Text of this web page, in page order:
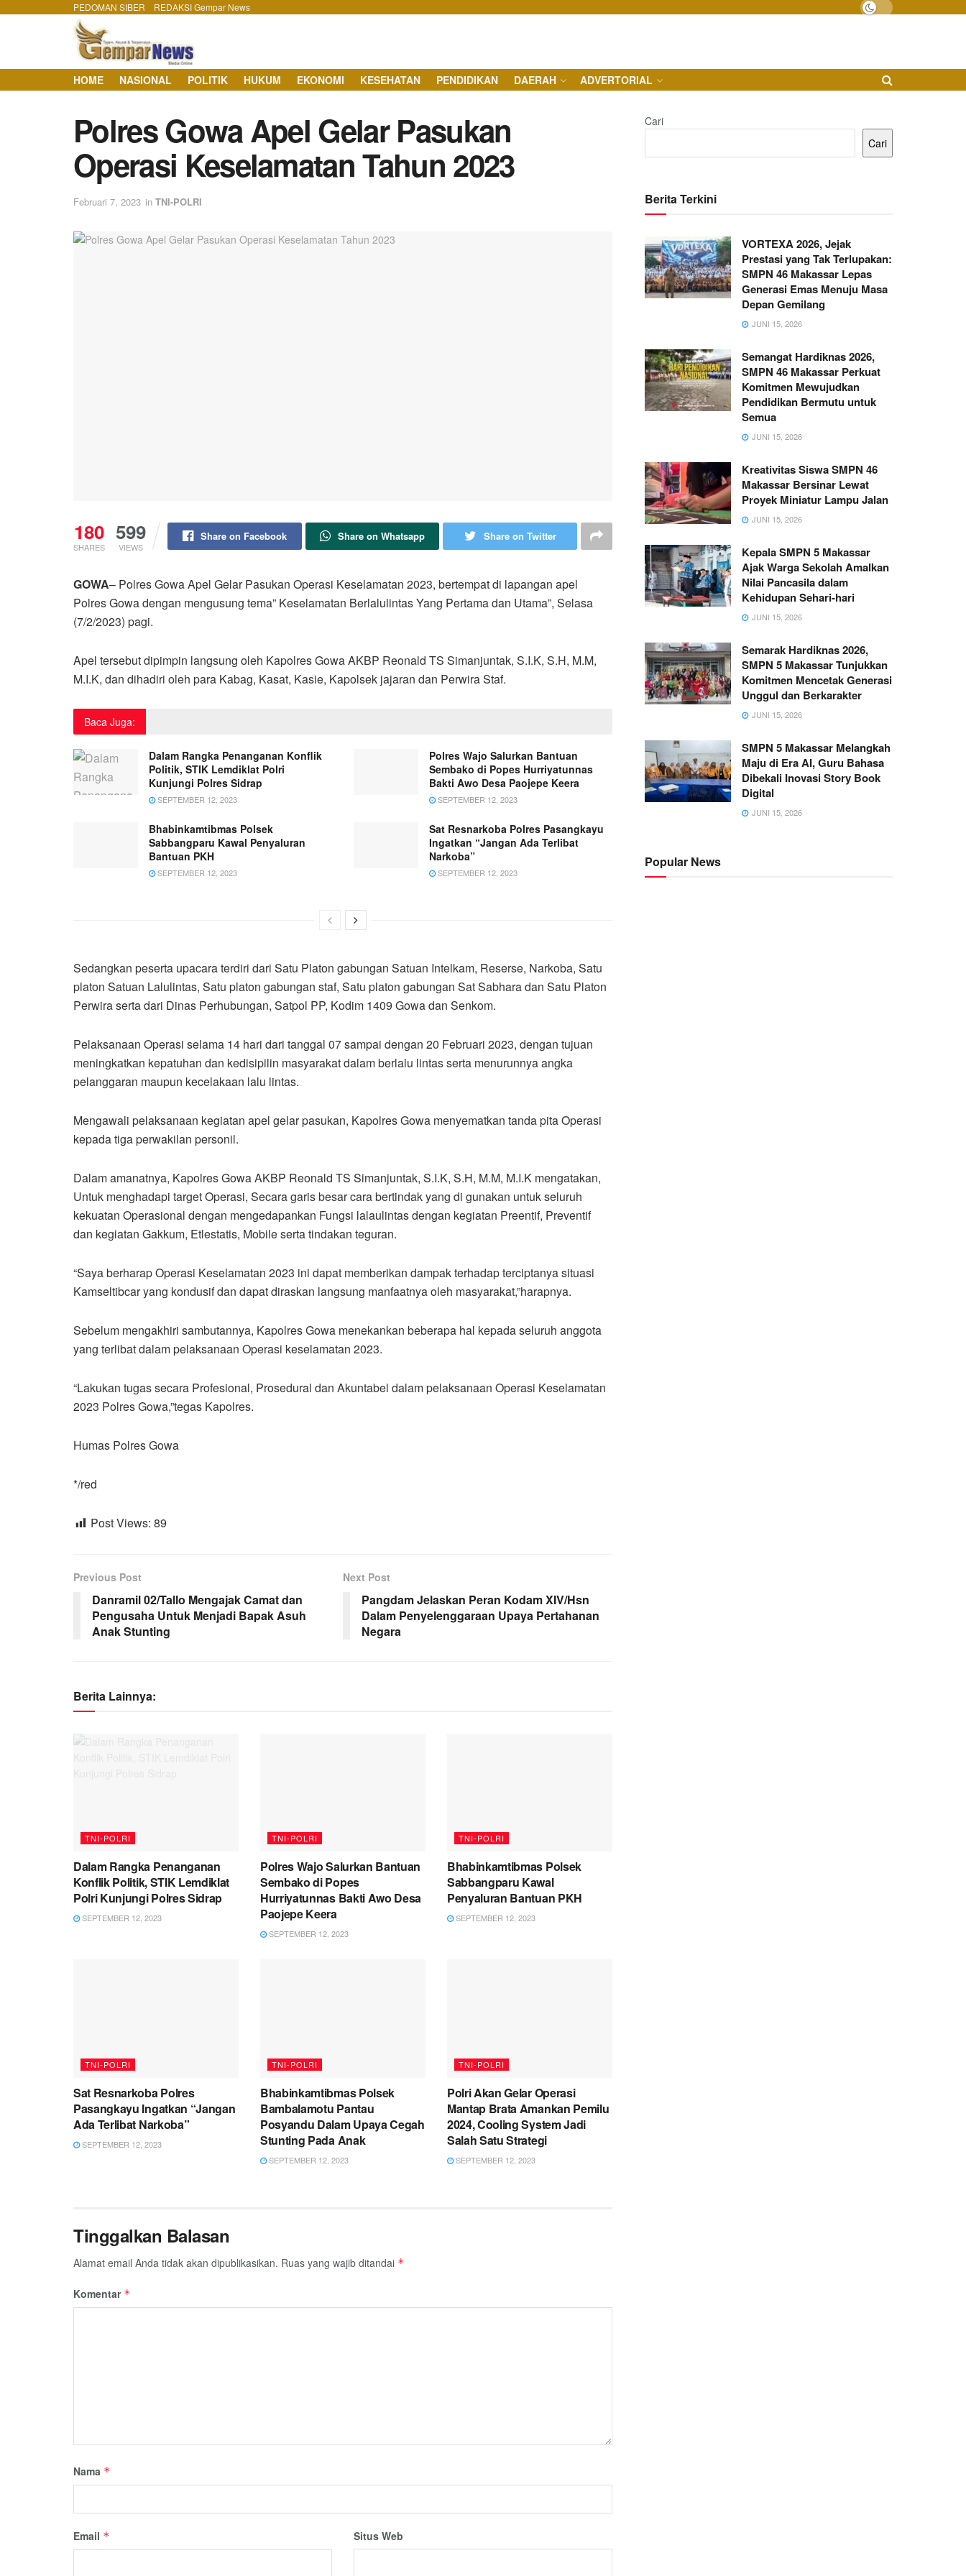
PEDOMAN SIBER REDAKSI Gempar News
HOME NASIONAL POLITIK HUKUM EKONOMI KESEHATAN PENDIDIKAN DAERAH ADVERTORIAL
Polres Gowa Apel Gelar Pasukan
Operasi Keselamatan Tahun 2023
Februari 7, 2023 in TNI-POLRI
180
SHARES
599
VIEWS
Share on Facebook Share on Whatsapp Share on Twitter
GOWA– Polres Gowa Apel Gelar Pasukan Operasi Keselamatan 2023, bertempat di lapangan apel
Polres Gowa dengan mengusung tema” Keselamatan Berlalulintas Yang Pertama dan Utama”, Selasa
(7/2/2023) pagi.
Apel tersebut dipimpin langsung oleh Kapolres Gowa AKBP Reonald TS Simanjuntak, S.I.K, S.H, M.M,
M.I.K, dan dihadiri oleh para Kabag, Kasat, Kasie, Kapolsek jajaran dan Perwira Staf.
Baca Juga:
Dalam Rangka Penanganan Konflik
Politik, STIK Lemdiklat Polri
Kunjungi Polres Sidrap
SEPTEMBER 12, 2023
Polres Wajo Salurkan Bantuan
Sembako di Popes Hurriyatunnas
Bakti Awo Desa Paojepe Keera
SEPTEMBER 12, 2023
Bhabinkamtibmas Polsek
Sabbangparu Kawal Penyaluran
Bantuan PKH
SEPTEMBER 12, 2023
Sat Resnarkoba Polres Pasangkayu
Ingatkan “Jangan Ada Terlibat
Narkoba”
SEPTEMBER 12, 2023
Sedangkan peserta upacara terdiri dari Satu Platon gabungan Satuan Intelkam, Reserse, Narkoba, Satu
platon Satuan Lalulintas, Satu platon gabungan staf, Satu platon gabungan Sat Sabhara dan Satu Platon
Perwira serta dari Dinas Perhubungan, Satpol PP, Kodim 1409 Gowa dan Senkom.
Pelaksanaan Operasi selama 14 hari dari tanggal 07 sampai dengan 20 Februari 2023, dengan tujuan
meningkatkan kepatuhan dan kedisipilin masyarakat dalam berlalu lintas serta menurunnya angka
pelanggaran maupun kecelakaan lalu lintas.
Mengawali pelaksanaan kegiatan apel gelar pasukan, Kapolres Gowa menyematkan tanda pita Operasi
kepada tiga perwakilan personil.
Dalam amanatnya, Kapolres Gowa AKBP Reonald TS Simanjuntak, S.I.K, S.H, M.M, M.I.K mengatakan,
Untuk menghadapi target Operasi, Secara garis besar cara bertindak yang di gunakan untuk seluruh
kekuatan Operasional dengan mengedapankan Fungsi lalaulintas dengan kegiatan Preentif, Preventif
dan kegiatan Gakkum, Etlestatis, Mobile serta tindakan teguran.
“Saya berharap Operasi Keselamatan 2023 ini dapat memberikan dampak terhadap terciptanya situasi
Kamseltibcar yang kondusif dan dapat diraskan langsung manfaatnya oleh masyarakat,”harapnya.
Sebelum mengakhiri sambutannya, Kapolres Gowa menekankan beberapa hal kepada seluruh anggota
yang terlibat dalam pelaksanaan Operasi keselamatan 2023.
“Lakukan tugas secara Profesional, Prosedural dan Akuntabel dalam pelaksanaan Operasi Keselamatan
2023 Polres Gowa,”tegas Kapolres.
Humas Polres Gowa
*/red
Post Views: 89
Previous Post
Danramil 02/Tallo Mengajak Camat dan
Pengusaha Untuk Menjadi Bapak Asuh
Anak Stunting
Next Post
Pangdam Jelaskan Peran Kodam XIV/Hsn
Dalam Penyelenggaraan Upaya Pertahanan
Negara
Berita Lainnya:
TNI-POLRI
Dalam Rangka Penanganan
Konflik Politik, STIK Lemdiklat
Polri Kunjungi Polres Sidrap
SEPTEMBER 12, 2023
TNI-POLRI
Polres Wajo Salurkan Bantuan
Sembako di Popes
Hurriyatunnas Bakti Awo Desa
Paojepe Keera
SEPTEMBER 12, 2023
TNI-POLRI
Bhabinkamtibmas Polsek
Sabbangparu Kawal
Penyaluran Bantuan PKH
SEPTEMBER 12, 2023
TNI-POLRI
Sat Resnarkoba Polres
Pasangkayu Ingatkan “Jangan
Ada Terlibat Narkoba”
SEPTEMBER 12, 2023
TNI-POLRI
Bhabinkamtibmas Polsek
Bambalamotu Pantau
Posyandu Dalam Upaya Cegah
Stunting Pada Anak
SEPTEMBER 12, 2023
TNI-POLRI
Polri Akan Gelar Operasi
Mantap Brata Amankan Pemilu
2024, Cooling System Jadi
Salah Satu Strategi
SEPTEMBER 12, 2023
Tinggalkan Balasan
Alamat email Anda tidak akan dipublikasikan. Ruas yang wajib ditandai *
Komentar *
Nama *
Email * Situs Web
Cari
Cari
Berita Terkini
VORTEXA 2026, Jejak
Prestasi yang Tak Terlupakan:
SMPN 46 Makassar Lepas
Generasi Emas Menuju Masa
Depan Gemilang
JUNI 15, 2026
Semangat Hardiknas 2026,
SMPN 46 Makassar Perkuat
Komitmen Mewujudkan
Pendidikan Bermutu untuk
Semua
JUNI 15, 2026
Kreativitas Siswa SMPN 46
Makassar Bersinar Lewat
Proyek Miniatur Lampu Jalan
JUNI 15, 2026
Kepala SMPN 5 Makassar
Ajak Warga Sekolah Amalkan
Nilai Pancasila dalam
Kehidupan Sehari-hari
JUNI 15, 2026
Semarak Hardiknas 2026,
SMPN 5 Makassar Tunjukkan
Komitmen Mencetak Generasi
Unggul dan Berkarakter
JUNI 15, 2026
SMPN 5 Makassar Melangkah
Maju di Era AI, Guru Bahasa
Dibekali Inovasi Story Book
Digital
JUNI 15, 2026
Popular News